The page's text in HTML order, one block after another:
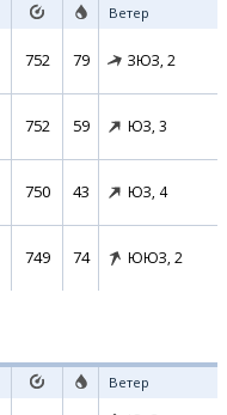
Ветер
752 79 ЗЮЗ, 2
752 59 ЮЗ, 3
750 43 ЮЗ, 4
749 74 ЮЮЗ, 2
Ветер